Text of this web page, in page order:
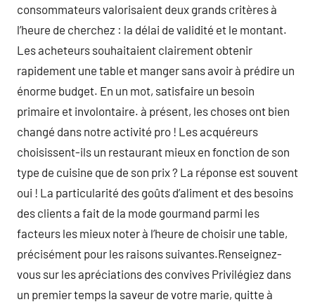
consommateurs valorisaient deux grands critères à
l’heure de cherchez : la délai de validité et le montant.
Les acheteurs souhaitaient clairement obtenir
rapidement une table et manger sans avoir à prédire un
énorme budget. En un mot, satisfaire un besoin
primaire et involontaire. à présent, les choses ont bien
changé dans notre activité pro ! Les acquéreurs
choisissent-ils un restaurant mieux en fonction de son
type de cuisine que de son prix ? La réponse est souvent
oui ! La particularité des goûts d’aliment et des besoins
des clients a fait de la mode gourmand parmi les
facteurs les mieux noter à l’heure de choisir une table,
précisément pour les raisons suivantes.Renseignez-
vous sur les apréciations des convives Privilégiez dans
un premier temps la saveur de votre marie, quitte à